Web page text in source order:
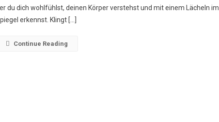
du dich wohlfühlst, deinen Körper verstehst und mit einem Lächeln im
erkennst. Klingt […]
Continue Reading